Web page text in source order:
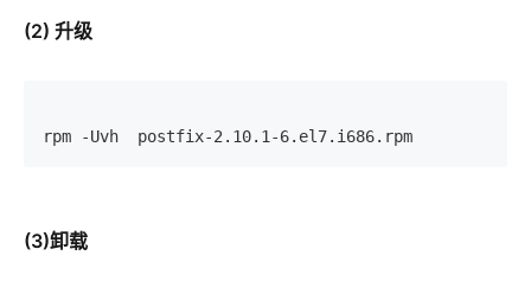
(2) 升级
rpm -Uvh  postfix-2.10.1-6.el7.i686.rpm
(3)卸载